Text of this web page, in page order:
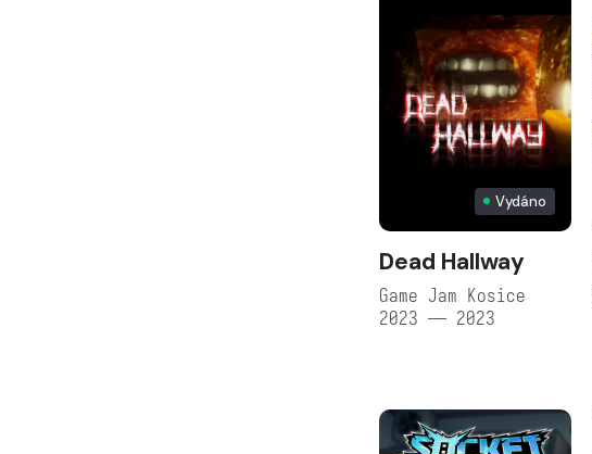
Vydáno
Dead Hallway
Game Jam Kosice
2023 — 2023